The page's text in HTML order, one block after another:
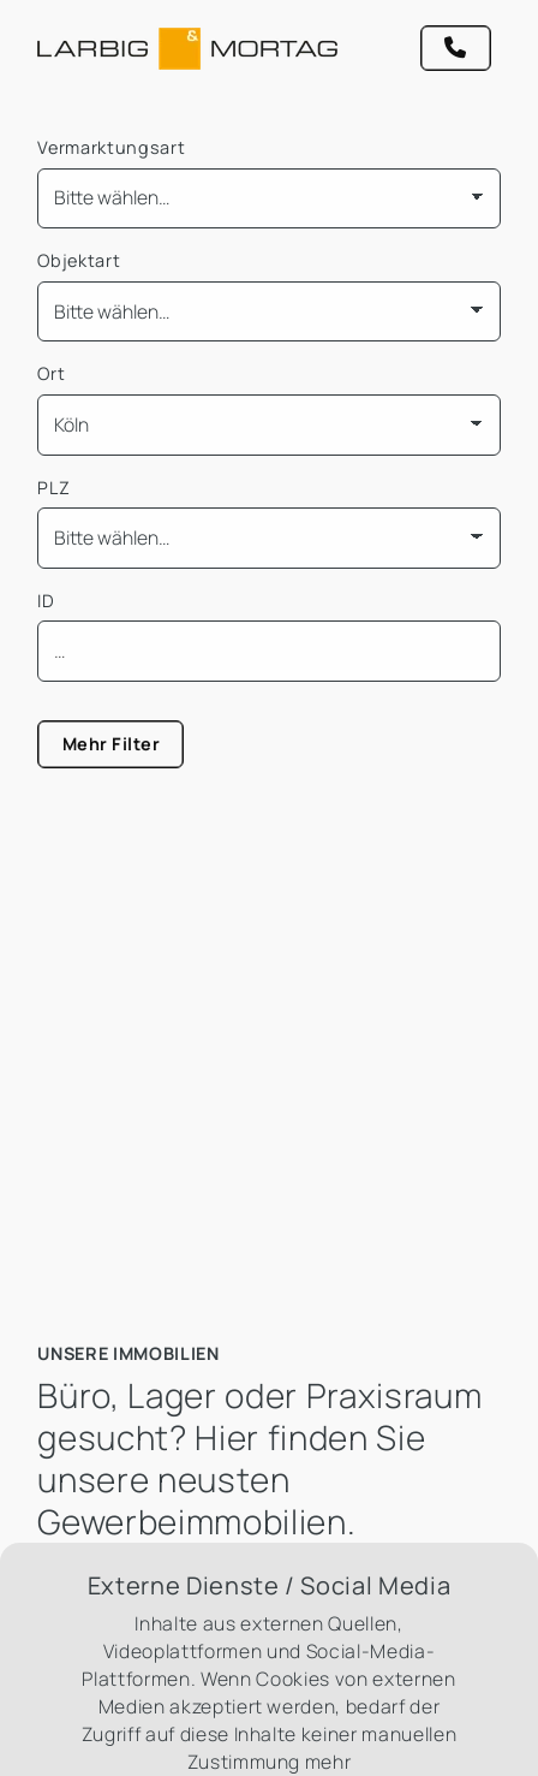
Vermarktungsart
Objektart
Ort
PLZ
ID
Mehr Filter
UNSERE IMMOBILIEN
Büro, Lager oder Praxisraum
gesucht? Hier finden Sie
unsere neusten
Gewerbeimmobilien.
Externe Dienste / Social Media
Inhalte aus externen Quellen,
Videoplattformen und Social-Media-
Plattformen. Wenn Cookies von externen
Medien akzeptiert werden, bedarf der
Zugriff auf diese Inhalte keiner manuellen
Zustimmung mehr